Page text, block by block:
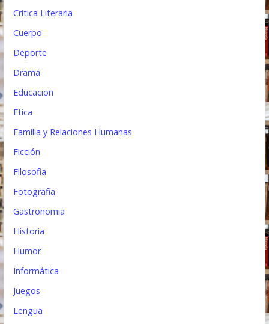
Crítica Literaria
Cuerpo
Deporte
Drama
Educacion
Etica
Familia y Relaciones Humanas
Ficción
Filosofia
Fotografia
Gastronomia
Historia
Humor
Informática
Juegos
Lengua